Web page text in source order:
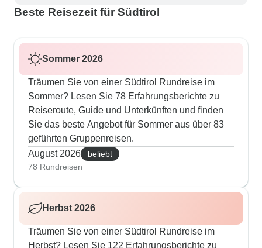
Beste Reisezeit für Südtirol
Sommer 2026
Träumen Sie von einer Südtirol Rundreise im
Sommer? Lesen Sie 78 Erfahrungsberichte zu
Reiseroute, Guide und Unterkünften und finden
Sie das beste Angebot für Sommer aus über 83
geführten Gruppenreisen.
August 2026
beliebt
78 Rundreisen
Herbst 2026
Träumen Sie von einer Südtirol Rundreise im
Herbst? Lesen Sie 122 Erfahrungsberichte zu